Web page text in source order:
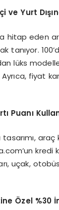
ve Yurt
hitap eden
tanıyor.
lüks
fiyat
Puanı
tasarımı,
uçak,
Özel %30